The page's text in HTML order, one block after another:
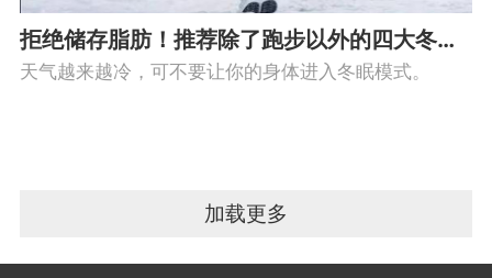
拒绝储存脂肪！推荐除了跑步以外的四大冬季健身项目
天气越来越冷，可不要让你的身体进入冬眠模式。
加载更多